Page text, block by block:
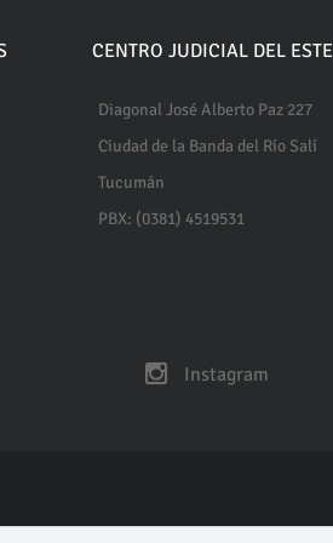
CENTRO JUDICIAL DEL ESTE
Diagonal José Alberto Paz 227
Ciudad de la Banda del Río Salí
Tucumán
PBX: (0381) 4519531
Instagram